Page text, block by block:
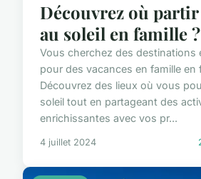
Découvrez où
au soleil en famille ?
Vous cherchez des destinations
pour des vacances en famille en
Découvrez des lieux où vous
soleil tout en partageant des
enrichissantes avec vos pr...
4 juillet 2024